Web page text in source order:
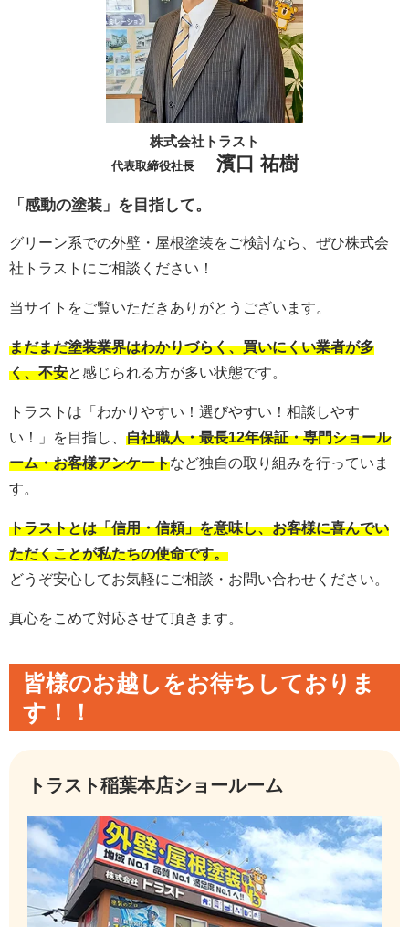
株式会社トラスト
代表取締役社長 濱口 祐樹
「感動の塗装」を目指して。
グリーン系での外壁・屋根塗装をご検討なら、ぜひ株式会
社トラストにご相談ください！
当サイトをご覧いただきありがとうございます。
まだまだ塗装業界はわかりづらく、買いにくい業者が多
く、不安と感じられる方が多い状態です。
トラストは「わかりやすい！選びやすい！相談しやす
い！」を目指し、 自社職人・最長12年保証・専門ショール
ーム・お客様アンケートなど独自の取り組みを行っていま
す。
トラストとは「信用・信頼」を意味し、お客様に喜んでい
ただくことが私たちの使命です。
どうぞ安心してお気軽にご相談・お問い合わせください。
真心をこめて対応させて頂きます。
皆様のお越しをお待ちしておりま
す！！
トラスト稲葉本店ショールーム